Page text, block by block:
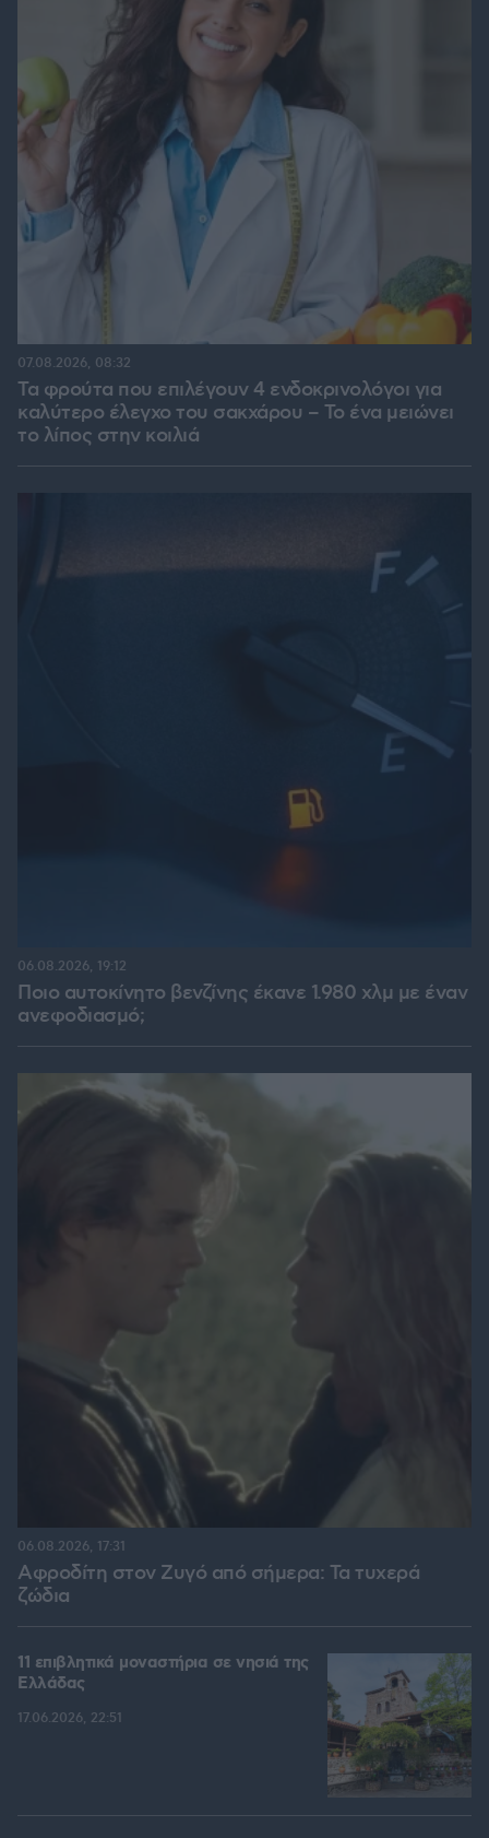
Τα φρούτα που επιλέγουν 4 ενδοκρινολόγοι για
καλύτερο έλεγχο του σακχάρου – Το ένα μειώνει
το λίπος στην κοιλιά
07.08.2026, 08:32
Ποιο αυτοκίνητο βενζίνης έκανε 1.980 χλμ με έναν
ανεφοδιασμό;
06.08.2026, 19:12
Αφροδίτη στον Ζυγό από σήμερα: Τα τυχερά
ζώδια
06.08.2026, 17:31
11 επιβλητικά μοναστήρια σε νησιά της
Ελλάδας
17.06.2026, 22:51